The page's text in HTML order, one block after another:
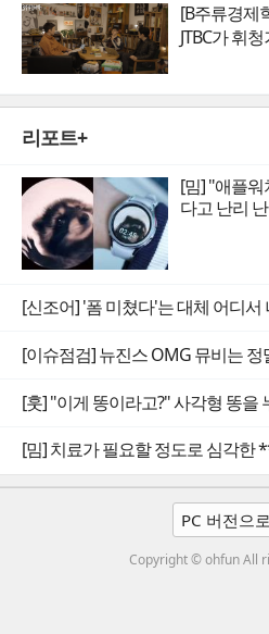
[B주류경제
JTBC가 휘
리포트+
[밈] "애플워
다고 난리
[신조어] '폼 미쳤다'는 대체 어디서
[밈] 치료가 필요할 정도로 심각한
PC 버전으
Copyright © ohfun All